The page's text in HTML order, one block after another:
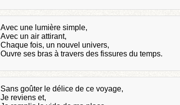
Avec une lumière simple,
Avec un air attirant,
Chaque fois, un nouvel univers,
Ouvre ses bras à travers des fissures du temps.
Sans goûter le délice de ce voyage,
Je reviens et,